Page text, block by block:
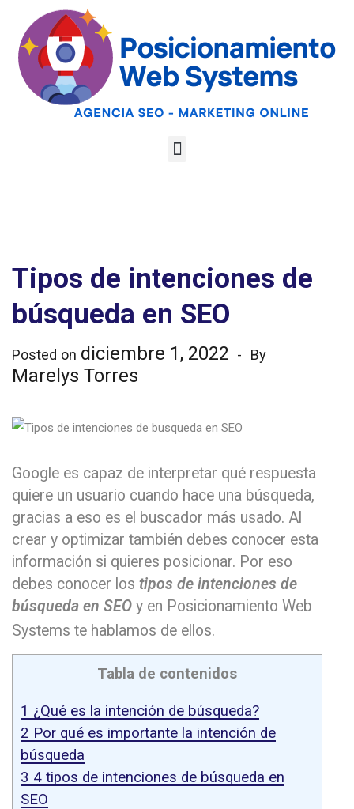
Tipos de intenciones de
búsqueda en SEO
Posted on diciembre 1, 2022 By
Marelys Torres
Google es capaz de interpretar qué respuesta
quiere un usuario cuando hace una búsqueda,
gracias a eso es el buscador más usado. Al
crear y optimizar también debes conocer esta
información si quieres posicionar. Por eso
debes conocer los tipos de intenciones de
búsqueda en SEO y en Posicionamiento Web
Systems te hablamos de ellos.
Tabla de contenidos
1 ¿Qué es la intención de búsqueda?
2 Por qué es importante la intención de
búsqueda
3 4 tipos de intenciones de búsqueda en
SEO
Optimiza tu web
para las AI
Google
Overviews y los
LLMs
Analiza tu web gratis